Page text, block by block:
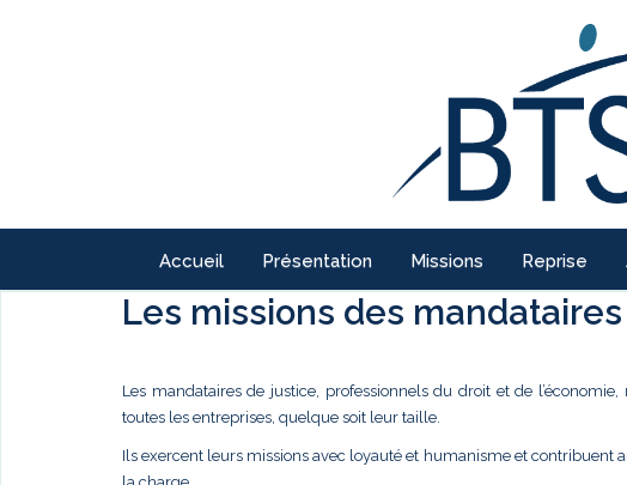
Accueil Présentation Missions Reprise
Les missions des
Les mandataires de justice, professionnels du droit et de
toutes les entreprises, quelque soit leur taille.
Ils exercent leurs missions avec loyauté et humanisme et contribuent